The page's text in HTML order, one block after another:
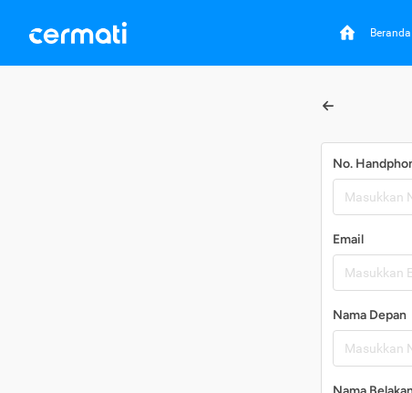
Beranda
No.
Email
Nama Depan